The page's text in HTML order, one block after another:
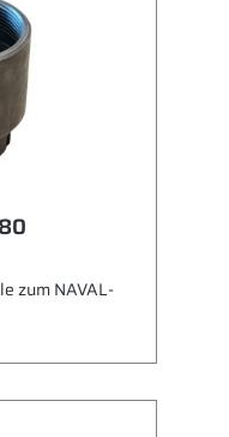
zum NAVAL-